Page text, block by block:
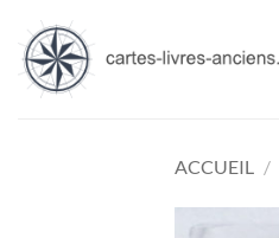
contenu
ACCUEIL /